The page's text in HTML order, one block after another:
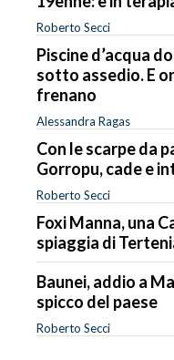
Roberto Secci
Piscine d’acqua
sotto assedio. E
frenano
Alessandra Ragas
Con le scarpe da
Gorropu, cade e
Roberto Secci
Foxi Manna, una
spiaggia di
Baunei, addio a
spicco del paese
Roberto Secci